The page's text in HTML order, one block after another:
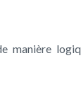
manière